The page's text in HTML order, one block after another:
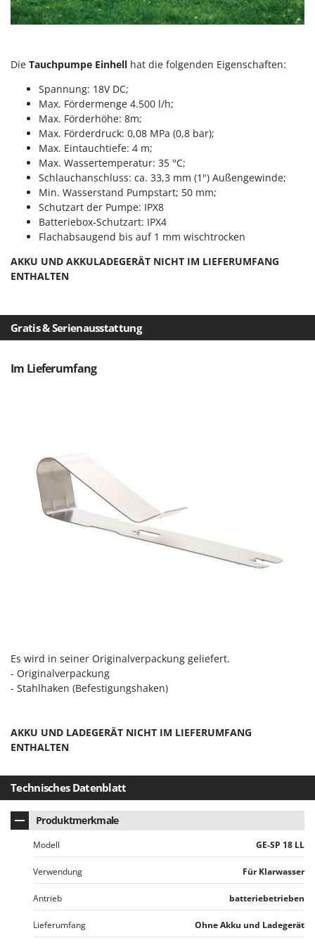
P
Palettengabeln für Traktoren
Pflüge für Traktor
Planierschilder für Traktoren
Plasmaschneider
Poolroboter
Pools
Poolstaubsauger
Rasenmäher
Rasensodenschneider
Rasentraktoren Aufsitzmäher
Rasentrimmer - Kantenschneider
Reinigungsmaschinen für Fassaden, Fenster und PV-Anlagen
Rührtöpfe mit Elektrischem Rührwerk
Rupfmaschinen
Schneeräumer
Schrotmühlen - elektrisch
Schwader für Traktoren
Schweißgeräte
Seilwinden - Motorseilwinden
Stäubegeräte für Traktor
Staubsauger - Elektrobesen
Thermische und mechanische Unkrautbrenner
Tragbare Powerstationen
Traktor-Heckenscheren mit Ausleger
U
Umfüllpumpen
Umkehrfräsen
Vakuumiergeräte
Vertikutierer
Forest Master
G
G3 Ferrari
Gardena
Garofalo
GeoTech
GeoTech Pro
Gierre
Ginko - MGM
Gipeco
Girmi
Goodyear
GreenBay
GRIFO
Helvi
Henx
HiKOKI
Intec
Intex
Italyco
ITM
J JOLLY ITALIA
K
KAAZ
Karcher
Kasco
Kemper
Kenwood
Keter
Die Tauchpumpe Einhell hat die folgenden Eigenschaften:
Spannung: 18V DC;
Max. Fördermenge 4.500 l/h;
Max. Förderhöhe: 8m;
Max. Förderdruck: 0,08 MPa (0,8 bar);
Max. Eintauchtiefe: 4 m;
Max. Wassertemperatur: 35 °C;
Schlauchanschluss: ca. 33,3 mm (1") Außengewinde;
Min. Wasserstand Pumpstart; 50 mm;
Schutzart der Pumpe: IPX8
Batteriebox-Schutzart: IPX4
Flachabsaugend bis auf 1 mm wischtrocken
AKKU UND AKKULADEGERÄT NICHT IM LIEFERUMFANG
ENTHALTEN
Gratis & Serienausstattung
Im Lieferumfang
Es wird in seiner Originalverpackung geliefert.
- Originalverpackung
- Stahlhaken (Befestigungshaken)
AKKU UND LADEGERÄT NICHT IM LIEFERUMFANG
ENTHALTEN
Technisches Datenblatt
Produktmerkmale
Modell GE-SP 18 LL
Verwendung Für Klarwasser
Antrieb batteriebetrieben
Lieferumfang Ohne Akku und Ladegerät